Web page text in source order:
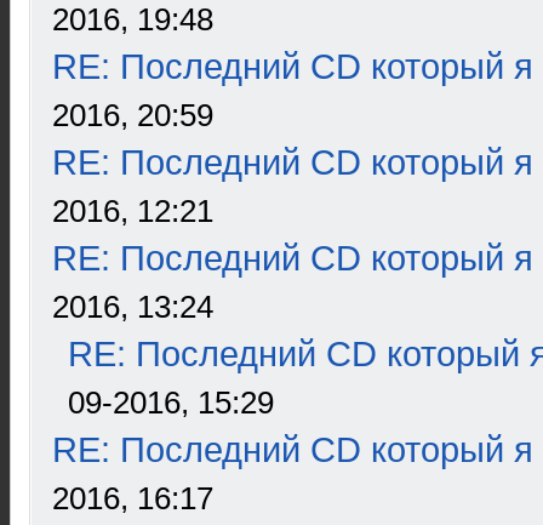
2016, 19:48
RE: Последний CD который я
2016, 20:59
RE: Последний CD который я
2016, 12:21
RE: Последний CD который я
2016, 13:24
RE: Последний CD который
09-2016, 15:29
RE: Последний CD который я
2016, 16:17